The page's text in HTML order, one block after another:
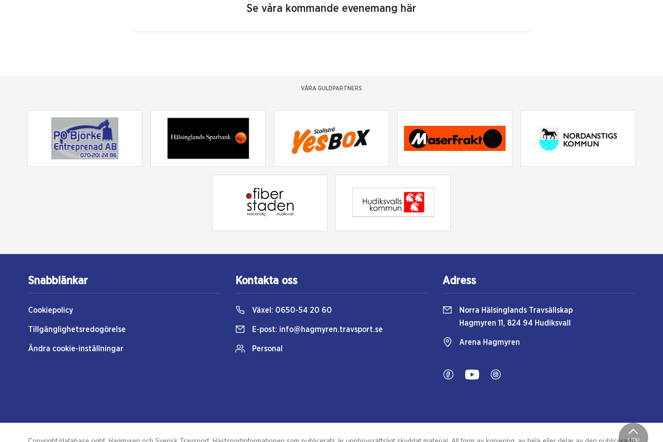
Se våra kommande evenemang här
VÅRA GULDPARTNERS
Snabblänkar
Cookiepolicy
Tillgänglighetsredogörelse
Ändra cookie-inställningar
Kontakta oss
Växel: 0650-54 20 60
E-post: info@hagmyren.travsport.se
Personal
Adress
Norra Hälsinglands Travsällskap
Hagmyren 11, 824 94 Hudiksvall
Arena Hagmyren